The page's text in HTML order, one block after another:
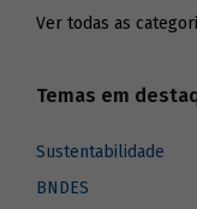
Ver todas as
Temas em
Sustentabilidade
BNDES